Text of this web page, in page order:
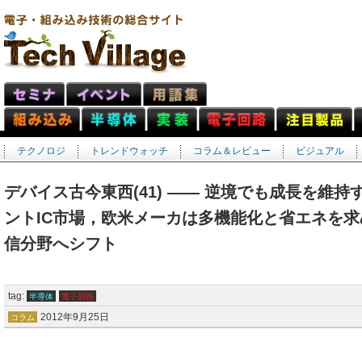
テクノロジ トレンドウォッチ コラム＆レビュー ビジュアル
デバイス古今東西(41) ―― 逆境でも成長を維持
ントIC市場，欧米メーカは多機能化と省エネを
信分野へシフト
tag: 半導体 電子回路
コラム 2012年9月25日